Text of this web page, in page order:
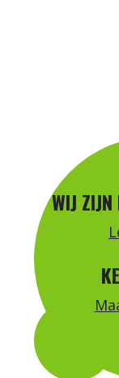
WIJ ZIJN